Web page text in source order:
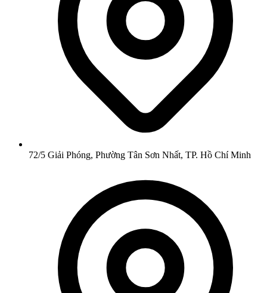
72/5 Giải Phóng, Phường Tân Sơn Nhất, TP. Hồ Chí Minh